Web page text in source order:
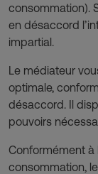
consommation).
en désaccord
impartial.
Le médiateur
optimale,
désaccord. Il
pouvoirs
Conformément à
consommation,